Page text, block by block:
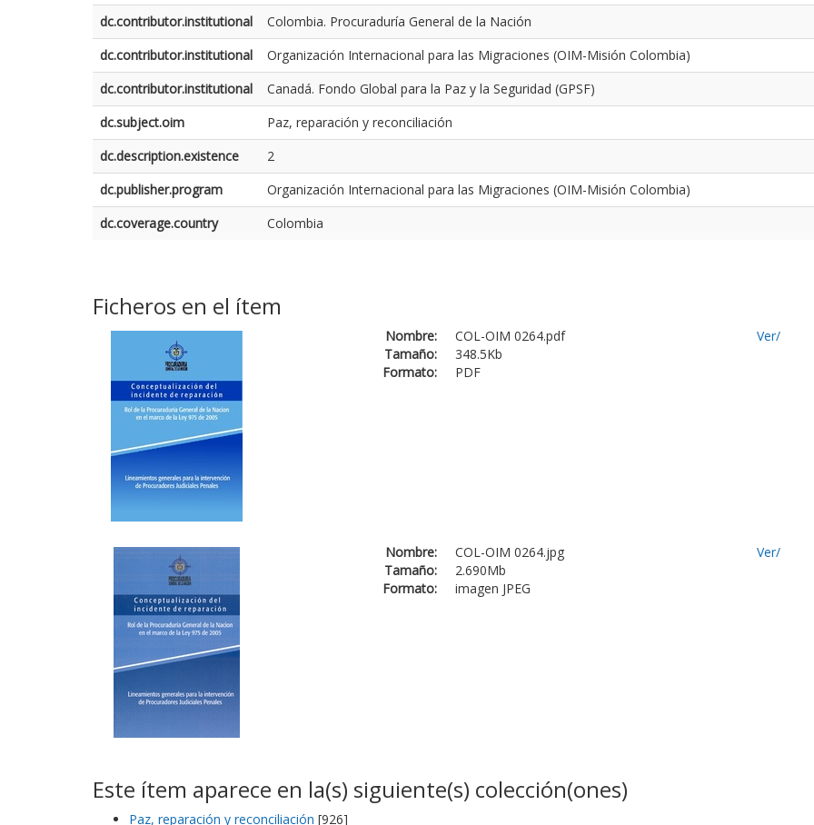
dc.contributor.institutional
Colombia. Procuraduría General de la Nación
dc.contributor.institutional
Organización Internacional para las Migraciones (OIM-Misión Colombia)
dc.contributor.institutional
Canadá. Fondo Global para la Paz y la Seguridad (GPSF)
dc.subject.oim
Paz, reparación y reconciliación
dc.description.existence
2
dc.publisher.program
Organización Internacional para las Migraciones (OIM-Misión Colombia)
dc.coverage.country
Colombia
Ficheros en el ítem
Nombre:
COL-OIM 0264.pdf
Tamaño:
348.5Kb
Formato:
PDF
Ver/
Nombre:
COL-OIM 0264.jpg
Tamaño:
2.690Mb
Formato:
imagen JPEG
Ver/
Este ítem aparece en la(s) siguiente(s) colección(ones)
Paz, reparación y reconciliación [926]